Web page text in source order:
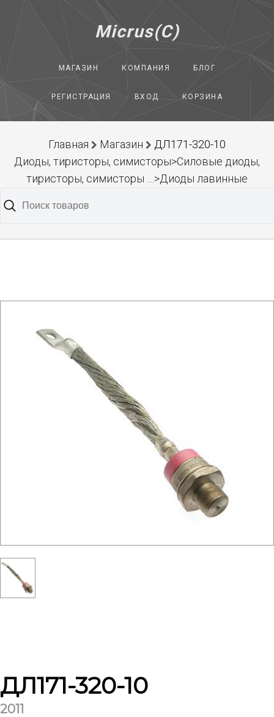
Micrus(C)
МАГАЗИН КОМПАНИЯ БЛОГ
РЕГИСТРАЦИЯ ВХОД КОРЗИНА
Главная Магазин
ДЛ171-320-10
Диоды, тиристоры, симисторы>Силовые диоды,
тиристоры, симисторы ....>Диоды лавинные
ДЛ171-320-10
2011